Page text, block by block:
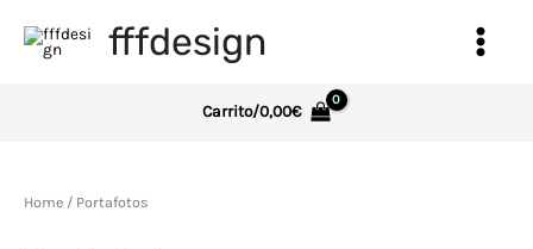
contenido
fffdesign
Main
Carrito/0,00€
Home / Portafotos